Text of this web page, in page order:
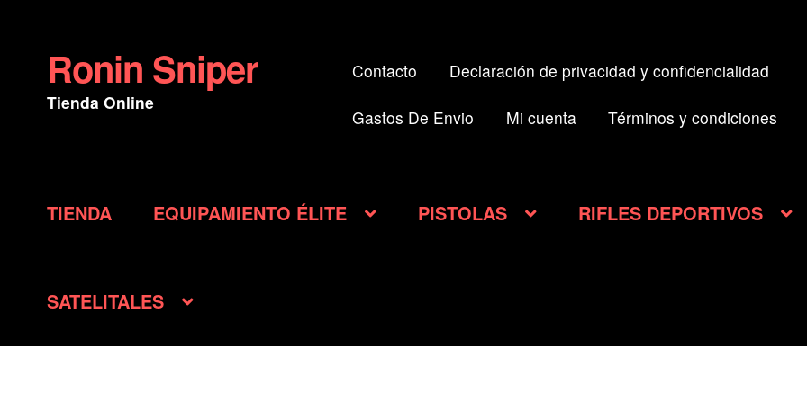
Ir
a
la
Ir
al
contenido
Ronin Sniper
Tienda Online
Contacto Declaración de privacidad y confidencialidad
Gastos De Envio Mi cuenta Términos y condiciones
TIENDA EQUIPAMIENTO ÉLITE PISTOLAS RIFLES DEPORTIVOS
SATELITALES